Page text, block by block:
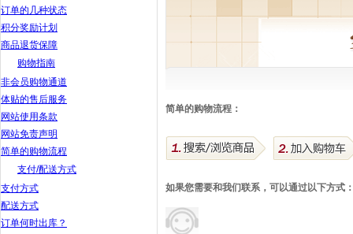
订单的几种状态
积分奖励计划
商品退货保障
购物指南
非会员购物通道
体贴的售后服务
网站使用条款
网站免责声明
简单的购物流程
支付/配送方式
支付方式
配送方式
订单何时出库？
简单的购物流程：
如果您需要和我们联系，可以通过以下方式